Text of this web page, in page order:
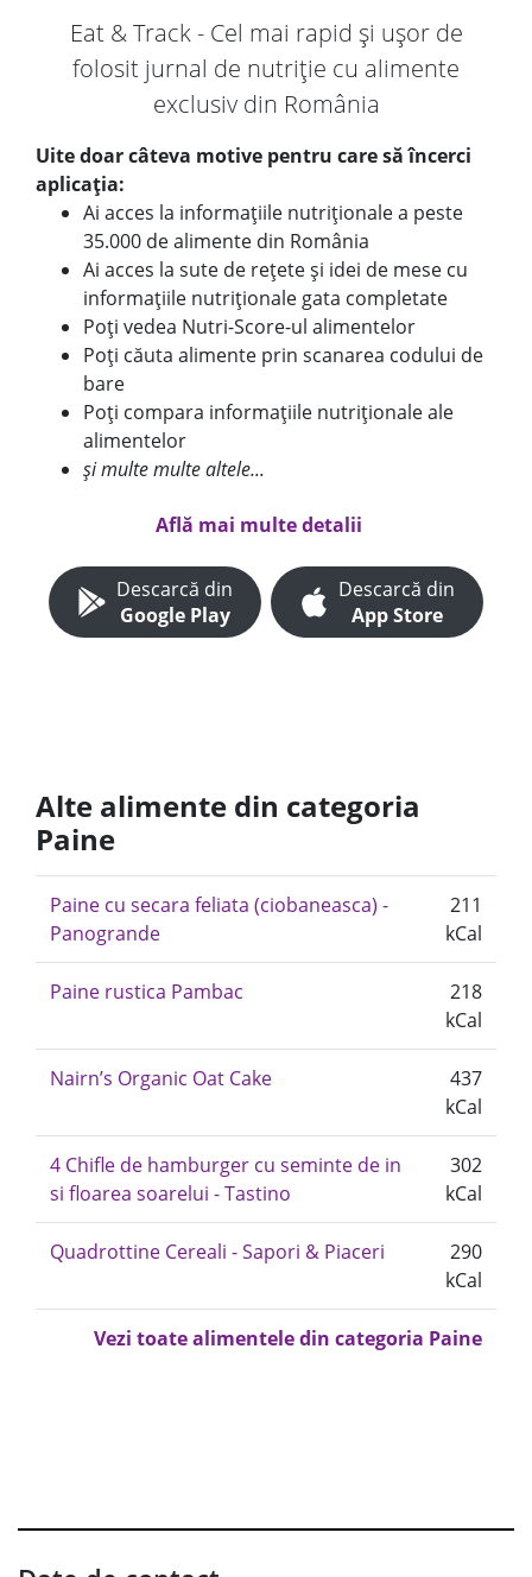
Eat & Track - Cel mai rapid și ușor de
folosit jurnal de nutriție cu alimente
exclusiv din România
Uite doar câteva motive pentru care să încerci
aplicația:
Ai acces la informațiile nutriționale a peste
35.000 de alimente din România
Ai acces la sute de rețete și idei de mese cu
informațiile nutriționale gata completate
Poți vedea Nutri-Score-ul alimentelor
Poți căuta alimente prin scanarea codului de
bare
Poți compara informațiile nutriționale ale
alimentelor
și multe multe altele...
Află mai multe detalii
Descarcă din
Google Play
Descarcă din
App Store
Alte alimente din categoria
Paine
Paine cu secara feliata (ciobaneasca) -
Panogrande
211
kCal
Paine rustica Pambac
218
kCal
Nairn’s Organic Oat Cake
437
kCal
4 Chifle de hamburger cu seminte de in
si floarea soarelui - Tastino
302
kCal
Quadrottine Cereali - Sapori & Piaceri
290
kCal
Vezi toate alimentele din categoria Paine